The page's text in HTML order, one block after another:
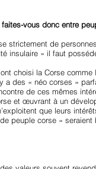
vous donc entre
strictement de
insulaire » il faut
choisi la Corse
a des « néo corses »
de ces mêmes
et œuvrant à un
que leurs
peuple corse » seraient